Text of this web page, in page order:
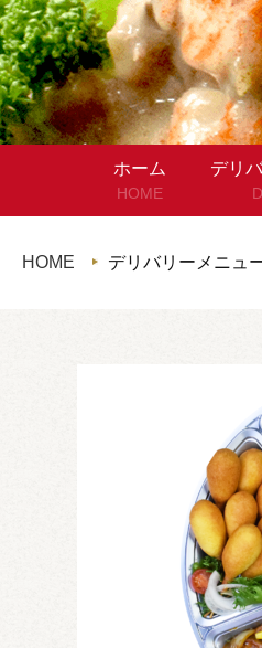
ホーム
HOME
デリ
カ
*
フィ
ハ
HOME デリバリーメニュ